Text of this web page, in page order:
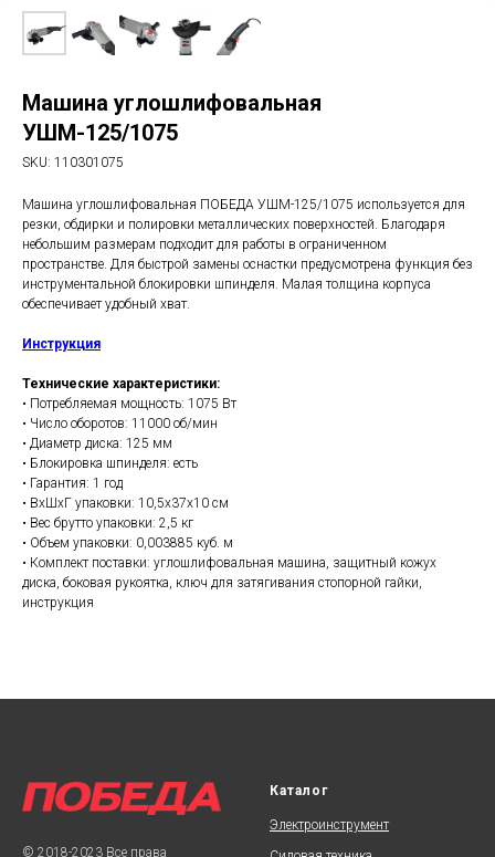
Машина углошлифовальная
УШМ-125/1075
SKU: 110301075
Машина углошлифовальная ПОБЕДА УШМ-125/1075 используется для
резки, обдирки и полировки металлических поверхностей. Благодаря
небольшим размерам подходит для работы в ограниченном
пространстве. Для быстрой замены оснастки предусмотрена функция без
инструментальной блокировки шпинделя. Малая толщина корпуса
обеспечивает удобный хват.
Инструкция
Технические характеристики:
• Потребляемая мощность: 1075 Вт
• Число оборотов: 11000 об/мин
• Диаметр диска: 125 мм
• Блокировка шпинделя: есть
• Гарантия: 1 год
• ВхШхГ упаковки: 10,5х37х10 см
• Вес брутто упаковки: 2,5 кг
• Объем упаковки: 0,003885 куб. м
• Комплект поставки: углошлифовальная машина, защитный кожух
диска, боковая рукоятка, ключ для затягивания стопорной гайки,
инструкция
© 2018-2023 Все права
Каталог
Электроинструмент